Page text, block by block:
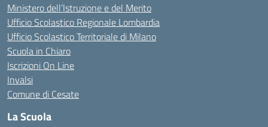
Ministero dell’Istruzione e del Merito
Ufficio Scolastico Regionale Lombardia
Ufficio Scolastico Territoriale di Milano
Scuola in Chiaro
Iscrizioni On Line
Invalsi
Comune di Cesate
La Scuola